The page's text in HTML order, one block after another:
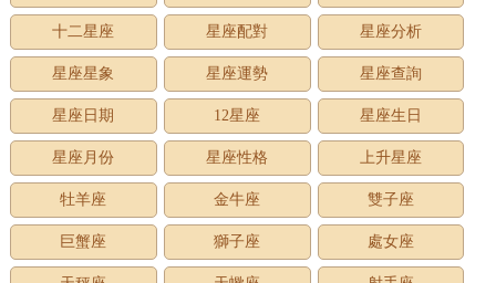
十二星座 星座配對 星座分析
星座星象 星座運勢 星座查詢
星座日期 12星座 星座生日
星座月份 星座性格 上升星座
牡羊座 金牛座 雙子座
巨蟹座 獅子座 處女座